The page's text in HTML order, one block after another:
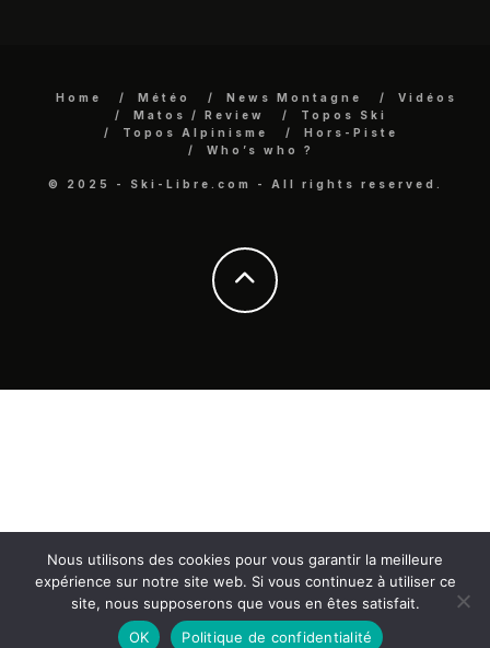
Home Météo News Montagne
Vidéos
Matos / Review
Topos Ski
Topos Alpinisme
Hors-Piste
Who’s who ?
© 2025 - Ski-Libre.com - All rights reserved.
Nous utilisons des cookies pour vous garantir la meilleure
expérience sur notre site web. Si vous continuez à utiliser ce
site, nous supposerons que vous en êtes satisfait.
OK
Politique de confidentialité